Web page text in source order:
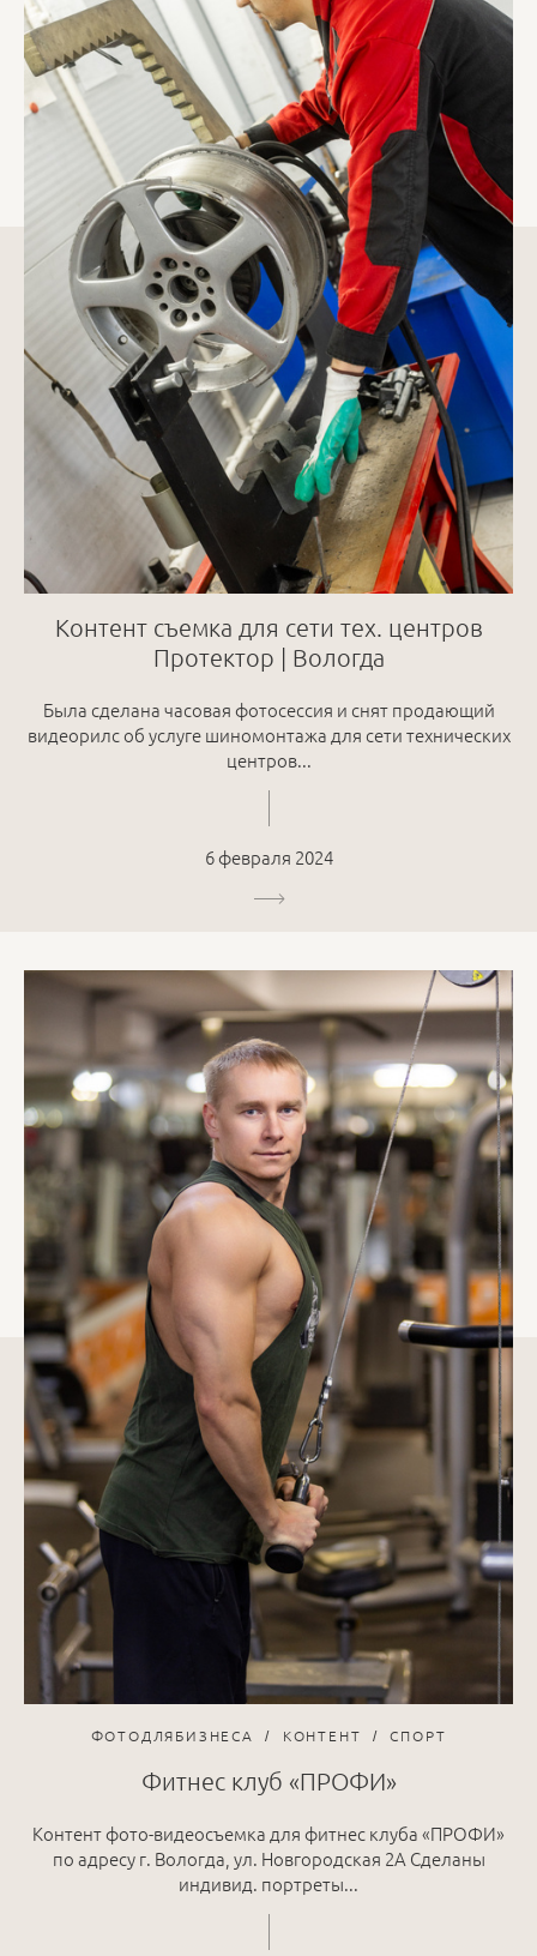
Контент съемка для сети тех. центров
Протектор | Вологда
Была сделана часовая фотосессия и снят продающий
видеорилс об услуге шиномонтажа для сети технических
центров...
6 февраля 2024
ФОТОДЛЯБИЗНЕСА КОНТЕНТ СПОРТ
Фитнес клуб «ПРОФИ»
Контент фото-видеосъемка для фитнес клуба «ПРОФИ»
по адресу г. Вологда, ул. Новгородская 2А Сделаны
индивид. портреты...